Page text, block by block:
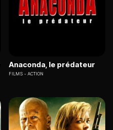
Anaconda, le prédateur
FILMS ACTION